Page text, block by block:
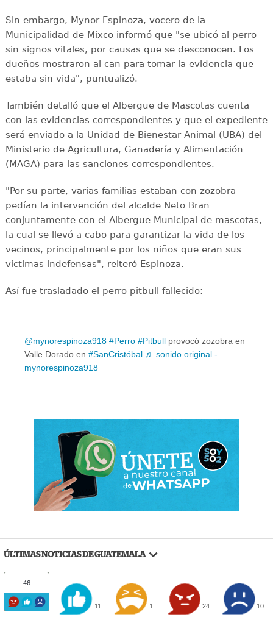
Sin embargo, Mynor Espinoza, vocero de la
Municipalidad de Mixco informó que "se ubicó al perro
sin signos vitales, por causas que se desconocen. Los
dueños mostraron al can para tomar la evidencia que
estaba sin vida", puntualizó.
También detalló que el Albergue de Mascotas cuenta
con las evidencias correspondientes y que el expediente
será enviado a la Unidad de Bienestar Animal (UBA) del
Ministerio de Agricultura, Ganadería y Alimentación
(MAGA) para las sanciones correspondientes.
"Por su parte, varias familias estaban con zozobra
pedían la intervención del alcalde Neto Bran
conjuntamente con el Albergue Municipal de mascotas,
la cual se llevó a cabo para garantizar la vida de los
vecinos, principalmente por los niños que eran sus
víctimas indefensas", reiteró Espinoza.
Así fue trasladado el perro pitbull fallecido:
@mynorespinoza918 #Perro #Pitbull provocó zozobra en
Valle Dorado en #SanCristóbal ♬ sonido original -
mynorespinoza918
ÚLTIMAS NOTICIAS DE GUATEMALA
46
11 1 24 10